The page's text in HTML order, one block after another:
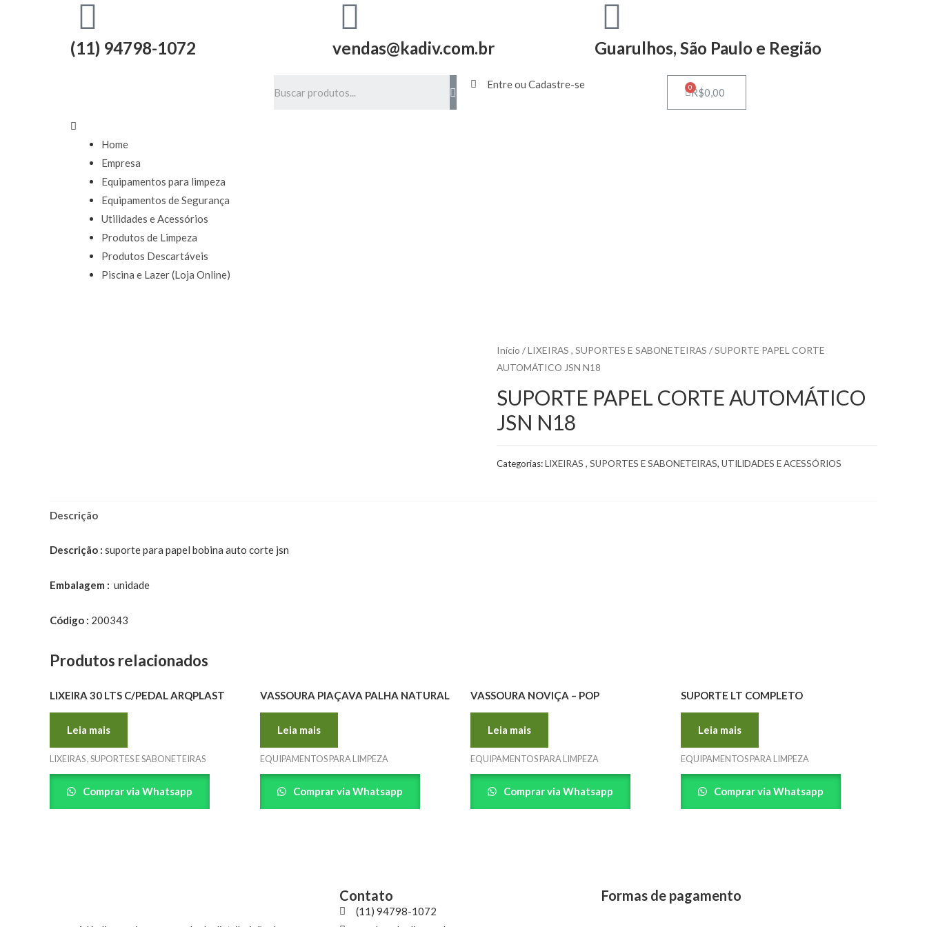
(11) 94798-1072 vendas@kadiv.com.br Guarulhos, São Paulo e Região
Entre ou Cadastre-se
R$0,00
0
Home
Empresa
Equipamentos para limpeza
Equipamentos de Segurança
Utilidades e Acessórios
Produtos de Limpeza
Produtos Descartáveis
Piscina e Lazer (Loja Online)
Início /LIXEIRAS , SUPORTES E SABONETEIRAS / SUPORTE PAPEL CORTE
AUTOMÁTICO JSN N18
SUPORTE PAPEL CORTE AUTOMÁTICO
JSN N18
Categorias:LIXEIRAS , SUPORTES E SABONETEIRAS, UTILIDADES E ACESSÓRIOS
Descrição
Descrição : suporte para papel bobina auto corte jsn
Embalagem : unidade
Código : 200343
Produtos relacionados
LIXEIRA 30 LTS C/PEDAL ARQPLAST
Leia mais
LIXEIRAS , SUPORTES E SABONETEIRAS
Comprar via Whatsapp
VASSOURA PIAÇAVA PALHA NATURAL
Leia mais
EQUIPAMENTOS PARA LIMPEZA
Comprar via Whatsapp
VASSOURA NOVIÇA – POP
Leia mais
EQUIPAMENTOS PARA LIMPEZA
Comprar via Whatsapp
SUPORTE LT COMPLETO
Leia mais
EQUIPAMENTOS PARA LIMPEZA
Comprar via Whatsapp
Contato
(11) 94798-1072
Formas de pagamento